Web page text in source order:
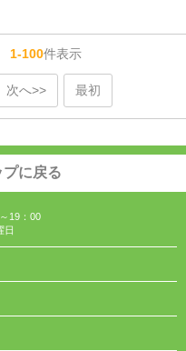
100件表示
次へ>> 最初
に戻る
19：00
日